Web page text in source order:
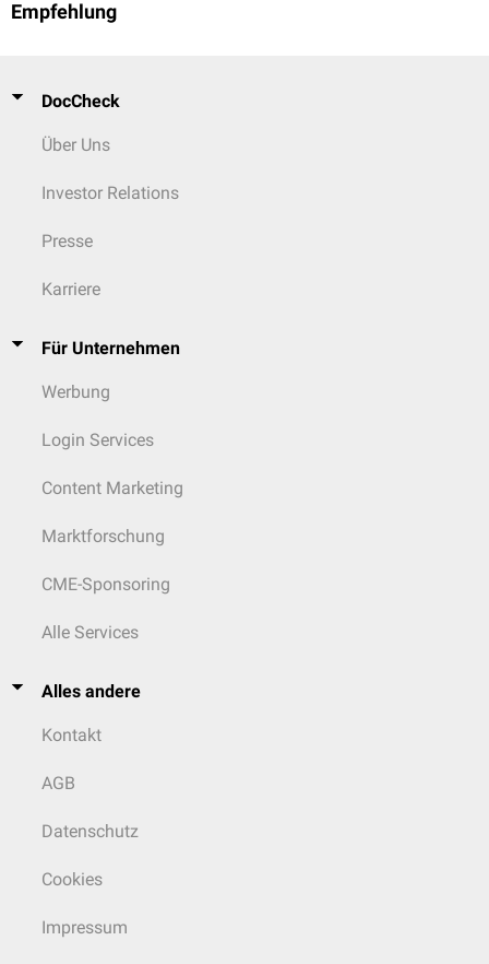
Empfehlung
DocCheck
Über Uns
Investor Relations
Presse
Karriere
Für Unternehmen
Werbung
Login Services
Content Marketing
Marktforschung
CME-Sponsoring
Alle Services
Alles andere
Kontakt
AGB
Datenschutz
Cookies
Impressum